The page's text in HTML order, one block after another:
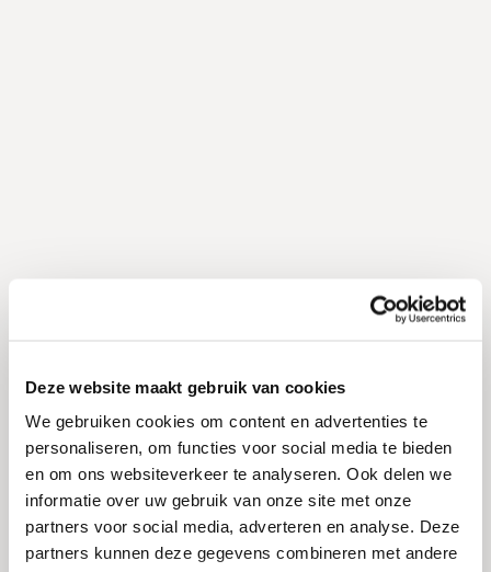
Deze website maakt gebruik van cookies
We gebruiken cookies om content en advertenties te
personaliseren, om functies voor social media te bieden
en om ons websiteverkeer te analyseren. Ook delen we
informatie over uw gebruik van onze site met onze
partners voor social media, adverteren en analyse. Deze
partners kunnen deze gegevens combineren met andere